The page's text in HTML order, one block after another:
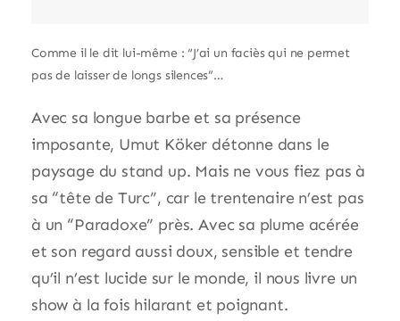
Comme il le dit lui-même : “J’ai un faciès qui ne permet
pas de laisser de longs silences”…
Avec sa longue barbe et sa présence
imposante, Umut Köker détonne dans le
paysage du stand up. Mais ne vous fiez pas à
sa “tête de Turc”, car le trentenaire n’est pas
à un “Paradoxe” près. Avec sa plume acérée
et son regard aussi doux, sensible et tendre
qu’il n’est lucide sur le monde, il nous livre un
show à la fois hilarant et poignant.